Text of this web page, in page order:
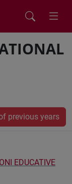
previous years
EDUCATIVE